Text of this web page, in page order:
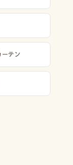
ーテン